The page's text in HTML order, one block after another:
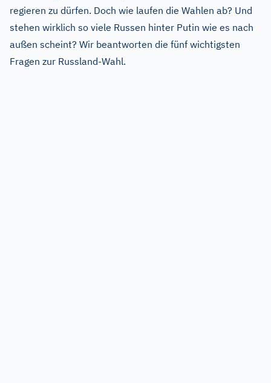
regieren zu dürfen. Doch wie laufen die Wahlen ab? Und
stehen wirklich so viele Russen hinter Putin wie es nach
außen scheint? Wir beantworten die fünf wichtigsten
Fragen zur Russland-Wahl.